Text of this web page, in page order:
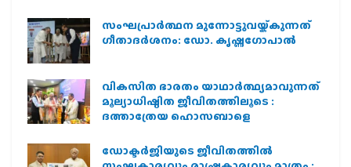
സംഘപ്രാര്‍ത്ഥന മുന്നോട്ടുവയ്ക്കുന്നത്
ഗീതാദര്‍ശനം: ഡോ. കൃഷ്ണഗോപാല്‍
വികസിത ഭാരതം യാഥാർത്ഥ്യമാവുന്നത്
മൂല്യാധിഷ്ഠിത ജീവിതത്തിലൂടെ :
ദത്താത്രേയ ഹൊസബാളെ
ഡോക്ടർജിയുടെ ജീവിതത്തിൽ